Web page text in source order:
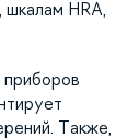
HRA,
приборов
Также,